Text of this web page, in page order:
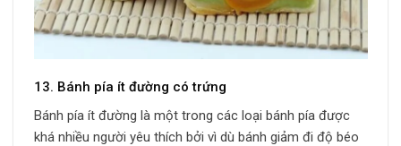
13. Bánh pía ít đường có trứng
Bánh pía ít đường là một trong các loại bánh pía được
khá nhiều người yêu thích bởi vì dù bánh giảm đi độ béo